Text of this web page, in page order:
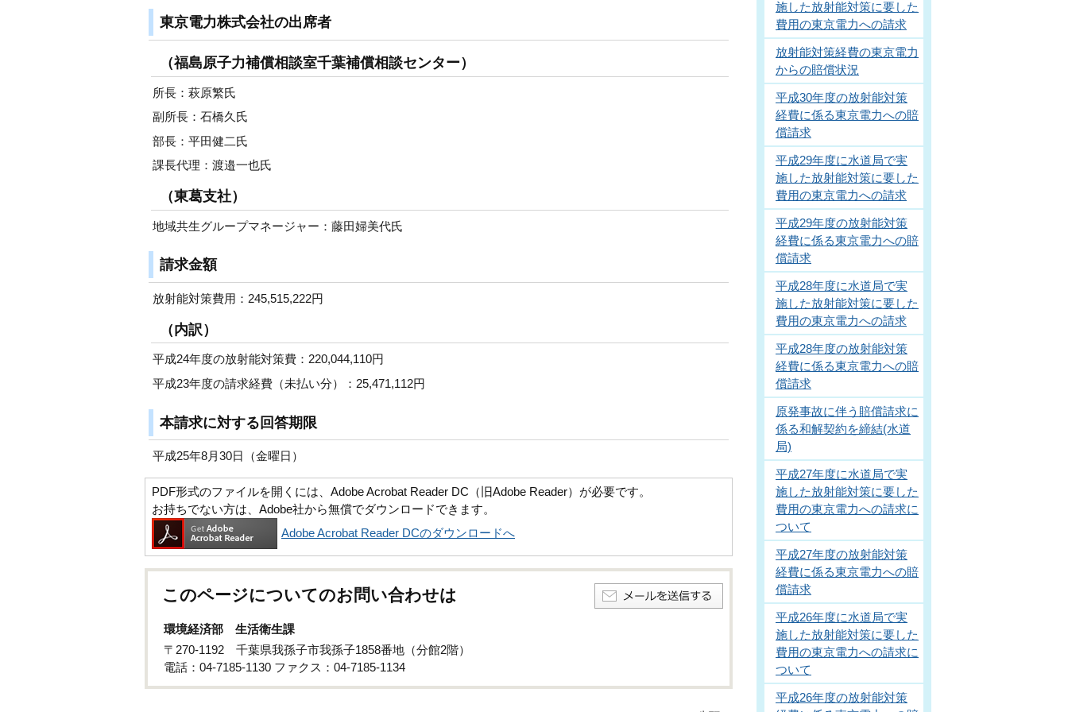
東京電力株式会社の出席者
（福島原子力補償相談室千葉補償相談センター）
所長：萩原繁氏
副所長：石橋久氏
部長：平田健二氏
課長代理：渡邉一也氏
（東葛支社）
地域共生グループマネージャー：藤田婦美代氏
請求金額
放射能対策費用：245,515,222円
（内訳）
平成24年度の放射能対策費：220,044,110円
平成23年度の請求経費（未払い分）：25,471,112円
本請求に対する回答期限
平成25年8月30日（金曜日）
PDF形式のファイルを開くには、Adobe Acrobat Reader DC（旧Adobe Reader）が必要です。
お持ちでない方は、Adobe社から無償でダウンロードできます。
Adobe Acrobat Reader DCのダウンロードへ
このページについてのお問い合わせは
環境経済部 生活衛生課
〒270-1192 千葉県我孫子市我孫子1858番地（分館2階）
電話：04-7185-1130 ファクス：04-7185-1134
施した放射能対策に要した
費用の東京電力への請求
放射能対策経費の東京電力
からの賠償状況
平成30年度の放射能対策
経費に係る東京電力への賠
償請求
平成29年度に水道局で実
施した放射能対策に要した
費用の東京電力への請求
平成29年度の放射能対策
経費に係る東京電力への賠
償請求
平成28年度に水道局で実
施した放射能対策に要した
費用の東京電力への請求
平成28年度の放射能対策
経費に係る東京電力への賠
償請求
原発事故に伴う賠償請求に
係る和解契約を締結(水道
局)
平成27年度に水道局で実
施した放射能対策に要した
費用の東京電力への請求に
ついて
平成27年度の放射能対策
経費に係る東京電力への賠
償請求
平成26年度に水道局で実
施した放射能対策に要した
費用の東京電力への請求に
ついて
平成26年度の放射能対策